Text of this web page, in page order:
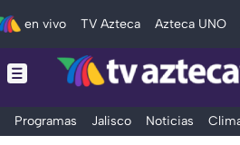
en vivo TV Azteca Azteca UNO
Programas Jalisco Noticias